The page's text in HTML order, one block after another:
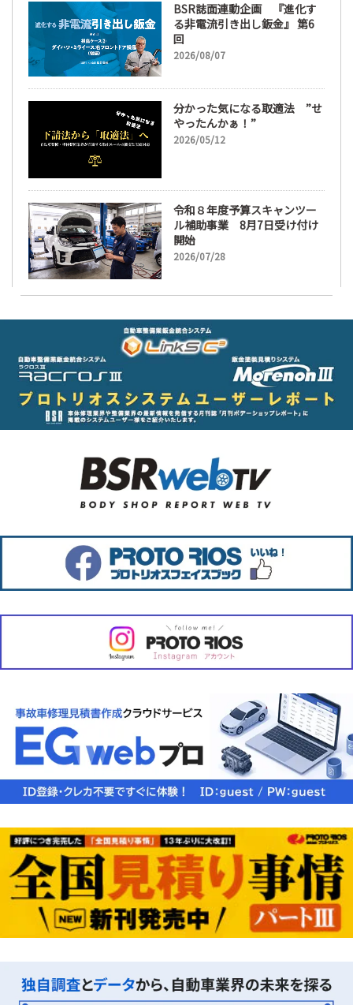
BSR誌面連動企画 『進化す
る非電流引き出し鈑金』 第6
回
2026/08/07
分かった気になる取適法 ”せ
やったんかぁ！”
2026/05/12
令和８年度予算スキャンツー
ル補助事業 8月7日受け付け
開始
2026/07/28